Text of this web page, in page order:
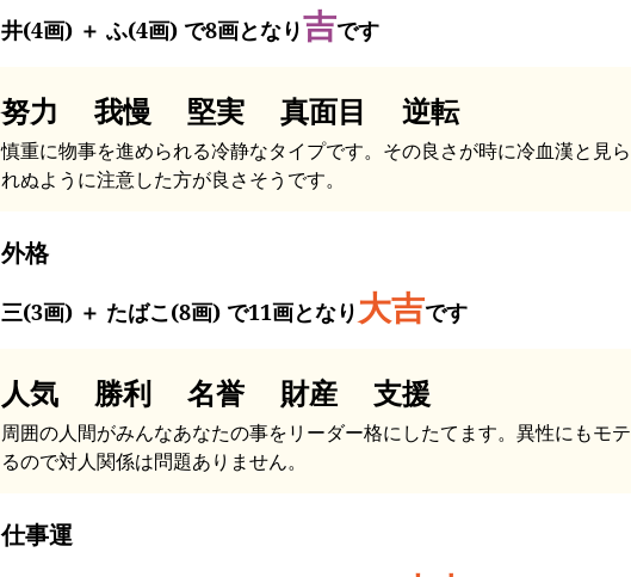
井(4画) ＋ ふ(4画) で8画となり吉です
努力 我慢 堅実 真面目 逆転
慎重に物事を進められる冷静なタイプです。その良さが時に冷血漢と見ら
れぬように注意した方が良さそうです。
外格
三(3画) ＋ たばこ(8画) で11画となり 大吉です
人気 勝利 名誉 財産 支援
周囲の人間がみんなあなたの事をリーダー格にしたてます。異性にもモテ
るので対人関係は問題ありません。
仕事運